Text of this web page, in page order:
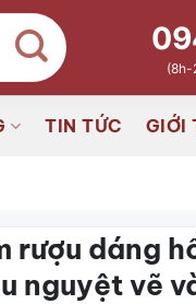
(8h-
TIN TỨC GIỚI
rượu dáng
nguyệt vẽ